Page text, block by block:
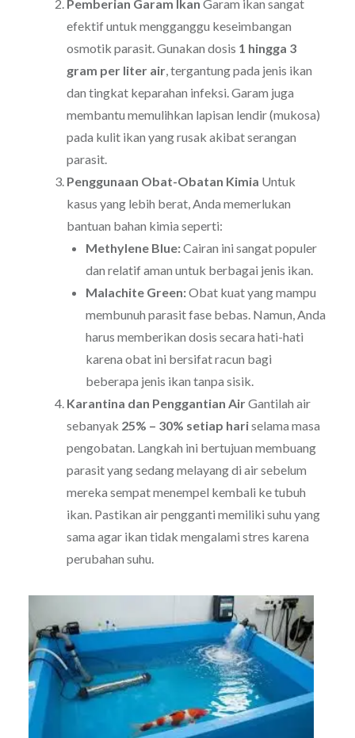
Pemberian Garam Ikan Garam ikan sangat
efektif untuk mengganggu keseimbangan
osmotik parasit. Gunakan dosis 1 hingga 3
gram per liter air, tergantung pada jenis ikan
dan tingkat keparahan infeksi. Garam juga
membantu memulihkan lapisan lendir (mukosa)
pada kulit ikan yang rusak akibat serangan
parasit.
Penggunaan Obat-Obatan Kimia Untuk
kasus yang lebih berat, Anda memerlukan
bantuan bahan kimia seperti:
Methylene Blue:Cairan ini sangat populer
dan relatif aman untuk berbagai jenis ikan.
Malachite Green:Obat kuat yang mampu
membunuh parasit fase bebas. Namun, Anda
harus memberikan dosis secara hati-hati
karena obat ini bersifat racun bagi
beberapa jenis ikan tanpa sisik.
Karantina dan Penggantian AirGantilah air
sebanyak 25% – 30% setiap hariselama masa
pengobatan. Langkah ini bertujuan membuang
parasit yang sedang melayang di air sebelum
mereka sempat menempel kembali ke tubuh
ikan. Pastikan air pengganti memiliki suhu yang
sama agar ikan tidak mengalami stres karena
perubahan suhu.